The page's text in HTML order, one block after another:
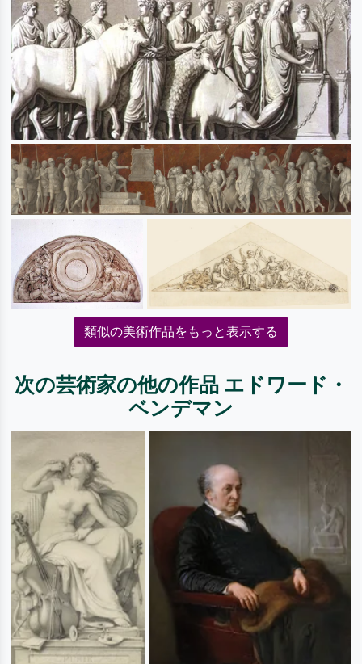
類似の美術作品をもっと表示する
次の芸術家の他の作品 エドワード・
ベンデマン